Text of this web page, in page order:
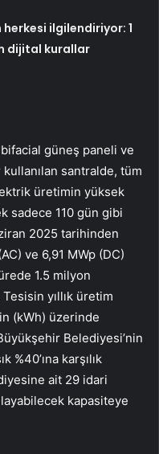
herkesi ilgilendiriyor: 1
dijital kurallar
güneş paneli ve
santralde, tüm
üretimin yüksek
sadece 110 gün gibi
2025 tarihinden
ve 6,91 MWp (DC)
1.5 milyon
yıllık üretim
(kWh) üzerinde
Belediyesi’nin
karşılık
ait 29 idari
kapasiteye